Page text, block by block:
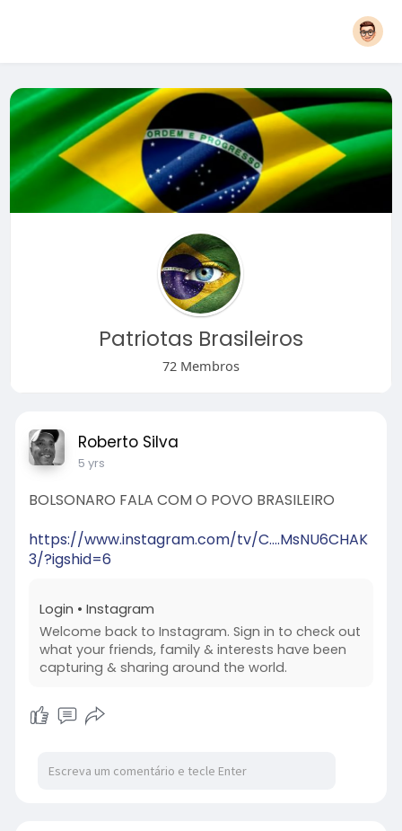
Patriotas Brasileiros
72 Membros
Roberto Silva
5 yrs
BOLSONARO FALA COM O POVO BRASILEIRO
https://www.instagram.com/tv/C....MsNU6CHAK
3/?igshid=6
Login • Instagram
Welcome back to Instagram. Sign in to check out
what your friends, family & interests have been
capturing & sharing around the world.